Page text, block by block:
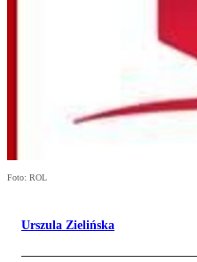
Foto: ROL
Urszula Zielińska